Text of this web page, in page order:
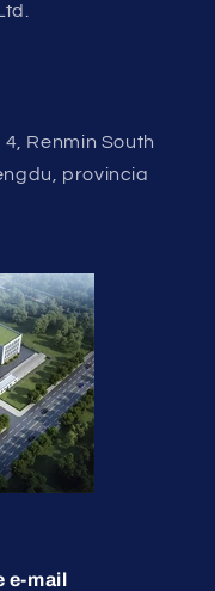
Renmin South
provincia
e-mail